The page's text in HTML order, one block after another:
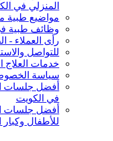
المنزلي في
مواضيع طبية
وظائف طبية
رأى العملاء -
للتواصل
خدمات العلاج
سياسة
أفضل جلسات
في الكويت
أفضل جلسات
للأطفال